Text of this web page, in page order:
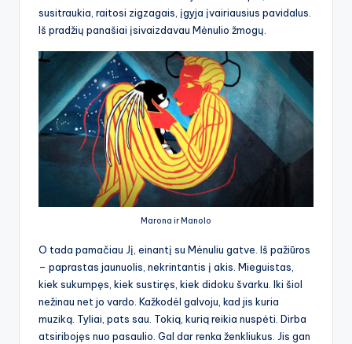
susitraukia, raitosi zigzagais, įgyja įvairiausius pavidalus.
Iš pradžių panašiai įsivaizdavau Mėnulio žmogų.
Marona ir Manolo
O tada pamačiau Jį, einantį su Mėnuliu gatve. Iš pažiūros
– paprastas jaunuolis, nekrintantis į akis. Mieguistas,
kiek sukumpęs, kiek sustiręs, kiek didoku švarku. Iki šiol
nežinau net jo vardo. Kažkodėl galvoju, kad jis kuria
muziką. Tyliai, pats sau. Tokią, kurią reikia nuspėti. Dirba
atsiribojęs nuo pasaulio. Gal dar renka ženkliukus. Jis gan